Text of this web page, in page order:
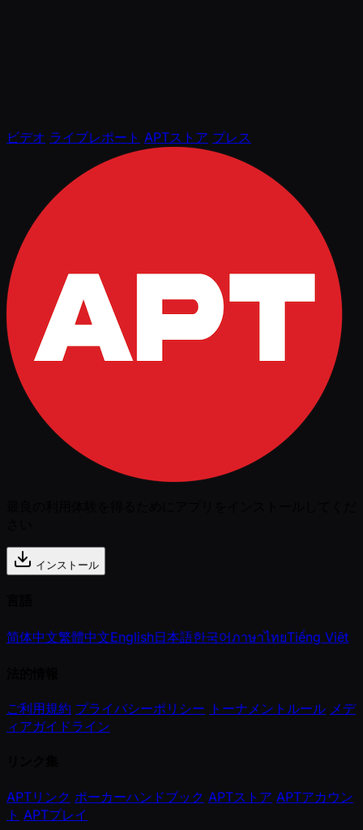
ビデオ ライブレポート APTストア プレス
インストール
简体中文繁體中文English日本語한국어ภาษาไทยTiếng Việt
ご利用規約 プライバシーポリシー トーナメントルール メデ
ィアガイドライン
APTリンク ポーカーハンドブック APTストア APTアカウン
ト APTプレイ